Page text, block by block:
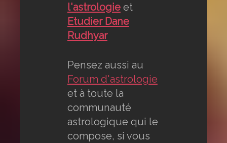
l'astrologieet
Etudier Dane
Rudhyar
Pensez aussi au
Forum d'astrologie
et à toute la
communauté
astrologique qui le
compose, si vous